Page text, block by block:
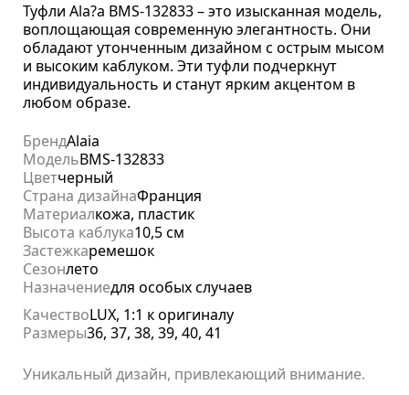
Туфли Ala?a BMS-132833 – это изысканная модель,
воплощающая современную элегантность. Они
обладают утонченным дизайном с острым мысом
и высоким каблуком. Эти туфли подчеркнут
индивидуальность и станут ярким акцентом в
любом образе.
БрендAlaia
МодельBMS-132833
Цветчерный
Страна дизайнаФранция
Материалкожа, пластик
Высота каблука10,5 см
Застежкаремешок
Сезонлето
Назначениедля особых случаев
КачествоLUX, 1:1 к оригиналу
Размеры36, 37, 38, 39, 40, 41
Уникальный дизайн, привлекающий внимание.